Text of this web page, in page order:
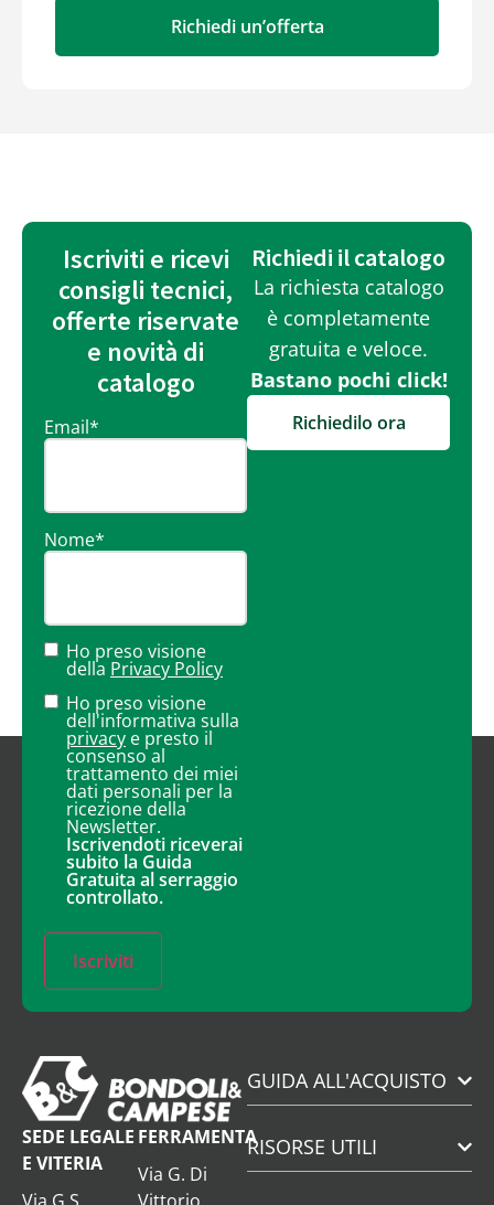
Richiedi un’offerta
Iscriviti e ricevi
consigli tecnici,
offerte riservate
e novità di
catalogo
Email*
Nome*
Ho preso visione
della Privacy Policy
Ho preso visione
dell'informativa sulla
privacy e presto il
consenso al
trattamento dei miei
dati personali per la
ricezione della
Newsletter.
Iscrivendoti riceverai
subito la Guida
Gratuita al serraggio
controllato.
Iscriviti
Richiedi il catalogo
La richiesta catalogo
è completamente
gratuita e veloce.
Bastano pochi click!
Richiedilo ora
SEDE LEGALE
E VITERIA
Via G.S.
FERRAMENTA
Via G. Di
Vittorio
GUIDA ALL'ACQUISTO
RISORSE UTILI